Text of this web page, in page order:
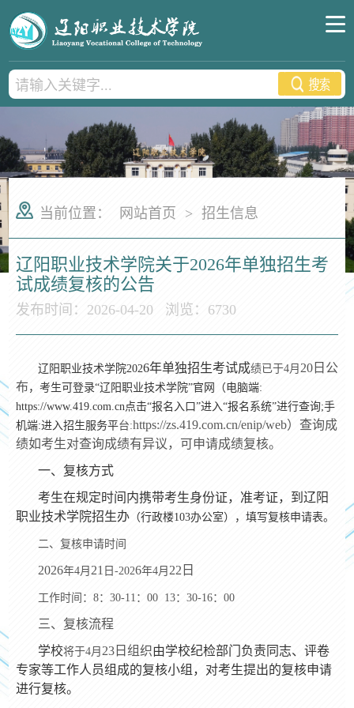
当前位置： 网站首页 > 招生信息
辽阳职业技术学院关于2026年单独招生考
试成绩复核的公告
发布时间：2026-04-20 浏览： 6730
辽阳职业技术学院2026年单独招生考试成绩已于4月 20日公
布 ，考生可登录“辽阳职业技术学院”官网（电脑端:
https://www.419.com.cn点击“报名入口”进入“报名系统”进行查询;手
机端:进入招生服务平台:https://zs.419.com.cn/enip/web）查询成
绩如考生对查询成绩有异议，可申请成绩复核。
一、复核方式
考生在规定时间内携带考生身份证，准考证，到辽阳
职业技术学院招生办（行政楼103办公室），填写复核申请表。
二、 复核申请时间
2026年4月 21 日 -2026年4月 22 日
工作时间： 8：30-11：00 13：30-16：00
三、复核流程
学校将于4月 23日组织由学校纪检部门负责同志、评卷
专家等工作人员组成的复核小组，对考生提出的复核申请
进行复核。